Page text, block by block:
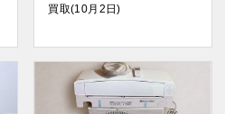
買取(10月2日)